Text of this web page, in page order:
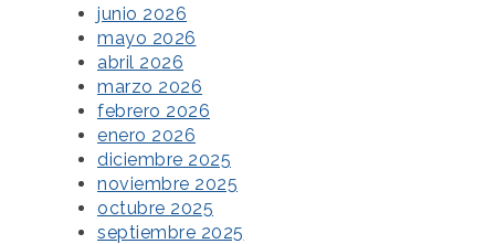
junio 2026
mayo 2026
abril 2026
marzo 2026
febrero 2026
enero 2026
diciembre 2025
noviembre 2025
octubre 2025
septiembre 2025